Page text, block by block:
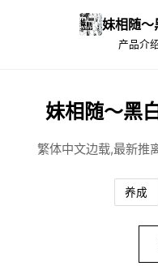
妹相随～
产品介
妹相随～黑
繁体中文边载,最新推
养成